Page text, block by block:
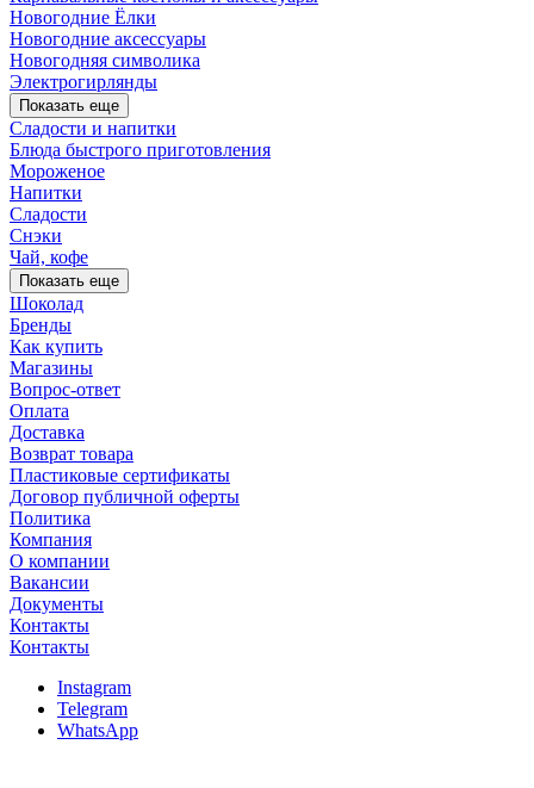
Новогодние Ёлки
Новогодние аксессуары
Новогодняя символика
Электрогирлянды
Показать еще
Сладости и напитки
Блюда быстрого приготовления
Мороженое
Напитки
Сладости
Снэки
Чай, кофе
Показать еще
Шоколад
Бренды
Как купить
Магазины
Вопрос-ответ
Оплата
Доставка
Возврат товара
Пластиковые сертификаты
Договор публичной оферты
Политика
Компания
О компании
Вакансии
Документы
Контакты
Контакты
Instagram
Telegram
WhatsApp